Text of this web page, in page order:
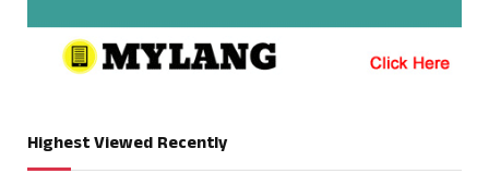
Highest Viewed Recently